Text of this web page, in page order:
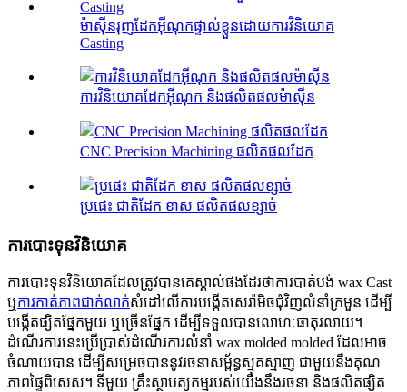
ម៉ាស៊ីនរុញដែកអ៊ីណុកផ្ទាល់ខ្លួនដោយការវិនិយោគ
Casting
ការវិនិយោគដែកអ៊ីណុក និងផលិតផលម៉ាស៊ីន
CNC Precision Machining ផលិតផលដែក
ប្រផេះ ជាតិដែក ខាស ផលិតផលខ្សាច់
ការបោះទុនវិនិយោគ
ការ​បោះ​ទុន​វិនិយោគ​ដែល​ត្រូវ​បាន​គេ​ស្គាល់​ផង​ដែរ​ថា​ការ​បាត់​បង់ wax Cast
ឬការកាត់ភាពជាក់លាក់សំដៅលើការបង្កើតសេរ៉ាមិចជុំវិញលំនាំក្រមួន ដើម្បី
បង្កើតផ្សិតផ្នែកមួយ ឬច្រើនផ្នែក ដើម្បីទទួលបានលោហៈធាតុរលាយ។
ដំណើរការនេះប្រើប្រាស់ដំណើរការលំនាំ wax molded molded ដែលអាច
ចំណាយបាន ដើម្បីសម្រេចបាននូវរចនាសម្ព័ន្ធស្មុគស្មាញ ជាមួយនឹងគុណ
ភាពផ្ទៃពិសេស។ ទីមួយ គ្រឹះស្ថាបត្យកម្មរបស់យើងនឹងរចនា និងផលិតផ្សិត